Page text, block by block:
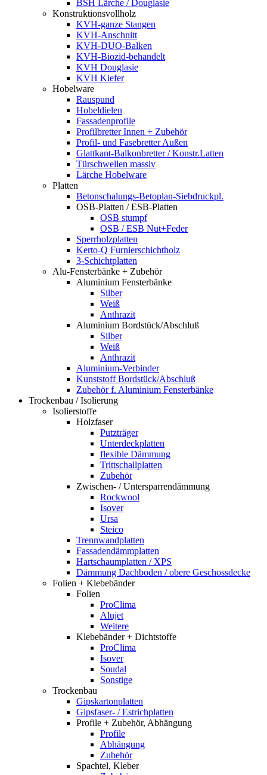
BSH Lärche / Douglasie
Konstruktionsvollholz
KVH-ganze Stangen
KVH-Anschnitt
KVH-DUO-Balken
KVH-Biozid-behandelt
KVH Douglasie
KVH Kiefer
Hobelware
Rauspund
Hobeldielen
Fassadenprofile
Profilbretter Innen + Zubehör
Profil- und Fasebretter Außen
Glattkant-Balkonbretter / Konstr.Latten
Türschwellen massiv
Lärche Hobelware
Platten
Betonschalungs-Betoplan-Siebdruckpl.
OSB-Platten / ESB-Platten
OSB stumpf
OSB / ESB Nut+Feder
Sperrholzplatten
Kerto-Q Furnierschichtholz
3-Schichtplatten
Alu-Fensterbänke + Zubehör
Aluminium Fensterbänke
Silber
Weiß
Anthrazit
Aluminium Bordstück/Abschluß
Silber
Weiß
Anthrazit
Aluminium-Verbinder
Kunststoff Bordstück/Abschluß
Zubehör f. Aluminium Fensterbänke
Trockenbau / Isolierung
Isolierstoffe
Holzfaser
Putzträger
Unterdeckplatten
flexible Dämmung
Trittschallplatten
Zubehör
Zwischen- / Untersparrendämmung
Rockwool
Isover
Ursa
Steico
Trennwandplatten
Fassadendämmplatten
Hartschaumplatten / XPS
Dämmung Dachboden / obere Geschossdecke
Folien + Klebebänder
Folien
ProClima
Alujet
Weitere
Klebebänder + Dichtstoffe
ProClima
Isover
Soudal
Sonstige
Trockenbau
Gipskartonplatten
Gipsfaser- / Estrichplatten
Profile + Zubehör, Abhängung
Profile
Abhängung
Zubehör
Spachtel, Kleber